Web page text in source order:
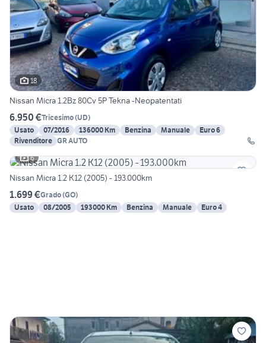
18
Nissan Micra 1.2Bz 80Cv 5P Tekna -Neopatentati
6.950 €Tricesimo(UD)
Usato
07/2016 136000 Km Benzina Manuale
Euro 6
Rivenditore GR AUTO
6
Nissan Micra 1.2 K12 (2005) - 193.000km
1.699 €Grado(GO)
Usato
08/2005 193000 Km Benzina Manuale Euro 4